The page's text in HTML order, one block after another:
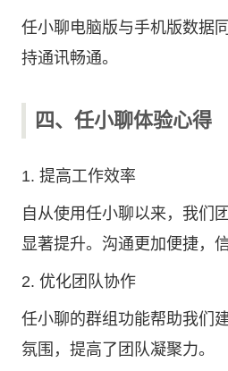
任小聊电脑版与手机版数据
持通讯畅通。
四、任小聊体验心得
1. 提高工作效率
自从使用任小聊以来，我们
显著提升。沟通更加便捷，
2. 优化团队协作
任小聊的群组功能帮助我们
氛围，提高了团队凝聚力。